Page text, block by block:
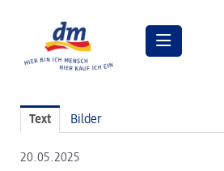
Pressebilder
dm Geschäftsführung
Text Bilder
20.05.2025